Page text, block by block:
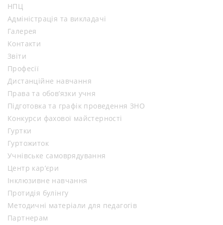
НПЦ
Адміністрація та викладачі
Галерея
Контакти
Звіти
Професії
Дистанційне навчання
Права та обов’язки учня
Підготовка та графік проведення ЗНО
Конкурси фахової майстерності
Гуртки
Гуртожиток
Учнівське самоврядування
Центр кар’єри
Інклюзивне навчання
Протидія булінгу
Методичні матеріали для педагогів
Партнерам